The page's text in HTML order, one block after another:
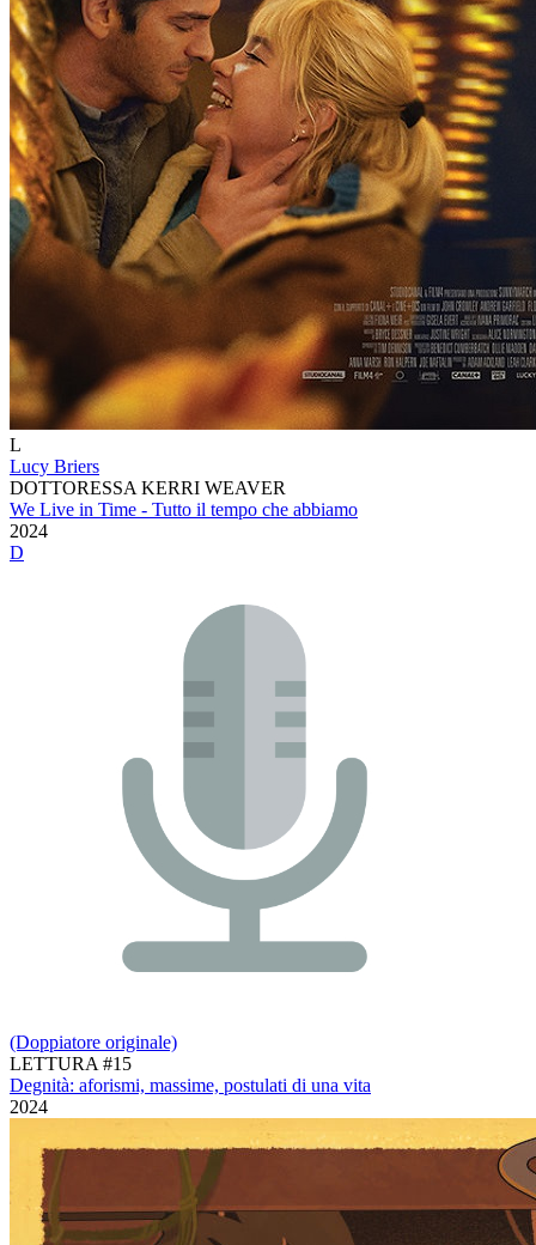
L
Lucy Briers
DOTTORESSA KERRI WEAVER
We Live in Time - Tutto il tempo che abbiamo
2024
D
(Doppiatore originale)
LETTURA #15
Degnità: aforismi, massime, postulati di una vita
2024